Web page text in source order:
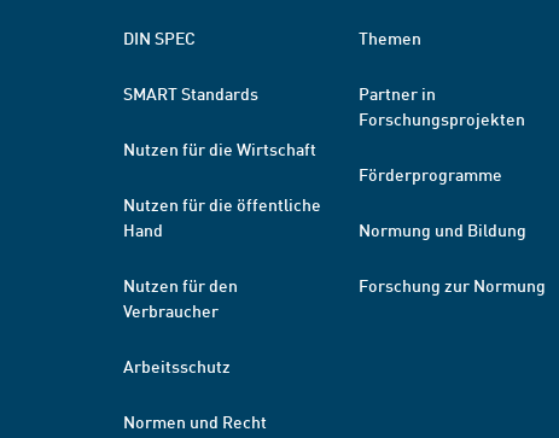
DIN SPEC
SMART Standards
Nutzen für die Wirtschaft
Nutzen für die öffentliche
Hand
Nutzen für den
Verbraucher
Arbeitsschutz
Normen und Recht
Themen
Partner in
Forschungsprojekten
Förderprogramme
Normung und Bildung
Forschung zur Normung